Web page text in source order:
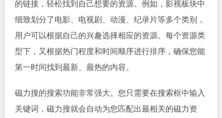
的链接，轻松找到自己想要的资源。例如，影视板块中
细致划分了电影、电视剧、动漫、纪录片等多个类别，
用户可以根据自己的兴趣选择相应的资源。每个资源类
型下，又根据热门程度和时间顺序进行排序，确保您能
第一时间找到最新、最热的内容。
磁力搜的搜索功能非常强大。您只需要在搜索框中输入
关键词，磁力搜就会自动为您匹配出最相关的磁力资